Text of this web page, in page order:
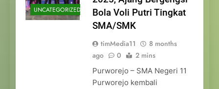
UNCATEGORIZED
Bola Voli Putri Tingkat
SMA/SMK
timMedia11
8 months
ago
0 2 mins
Purworejo – SMA Negeri 11
Purworejo kembali